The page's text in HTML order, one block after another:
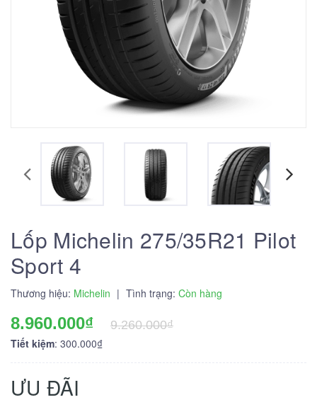
Lốp Michelin 275/35R21 Pilot
Sport 4
Thương hiệu: Michelin | Tình trạng: Còn hàng
8.960.000₫
9.260.000₫
Tiết kiệm: 300.000₫
ƯU ĐÃI